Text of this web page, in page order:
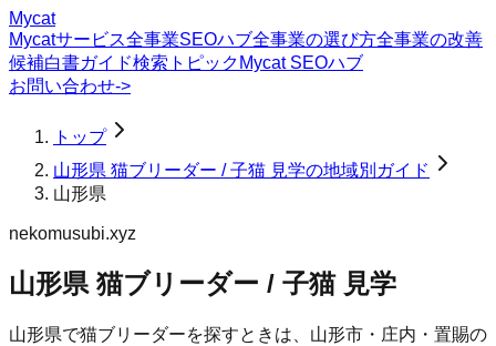
Mycat
Mycatサービス全事業SEOハブ全事業の選び方全事業の改善
候補白書ガイド検索トピック Mycat SEOハブ
お問い合わせ->
トップ
山形県 猫ブリーダー / 子猫 見学の地域別ガイド
山形県
nekomusubi.xyz
山形県 猫ブリーダー / 子猫 見学
山形県で猫ブリーダーを探すときは、山形市・庄内・置賜の